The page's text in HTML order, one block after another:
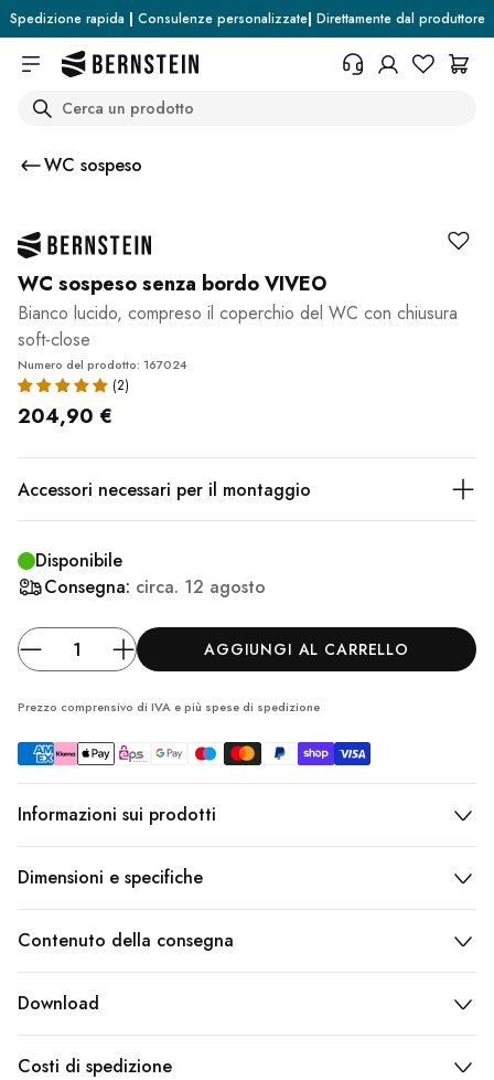
Skip to main content
Spedizione rapida | Consulenze personalizzate| Direttamente dal produttore
Search
WC sospeso
WC sospeso senza bordo VIVEO
Bianco lucido, compreso il coperchio del WC con chiusura
soft-close
Numero del prodotto: 167024
204,90 €
Accessori necessari per il montaggio
Disponibile
Consegna: circa. 12 agosto
AGGIUNGI AL CARRELLO
Prezzo comprensivo di IVA e più spesedi spedizione
Informazioni sui prodotti
Dimensioni e specifiche
Contenuto della consegna
Download
Costi di spedizione